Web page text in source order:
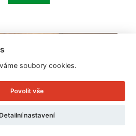
soubory cookies.
Povolit vše
Detailní nastavení